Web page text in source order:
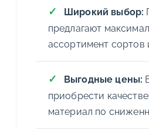
Широкий выбор:
предлагают
ассортимент сортов
Выгодные цены:
приобрести
материал по